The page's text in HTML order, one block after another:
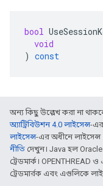
bool
void
) const
অন্য কিছু উল্লেখ করা না
অ্যাট্রিবিউশন 4.0 লাইসেন্স-
লাইসেন্স-এর অধীনে
নীতি দেখুন। Java হল Oracle
ট্রেডমার্ক। OPENTHREAD
ট্রেডমার্রক এবং এগুলিকে